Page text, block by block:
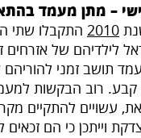
– מתן מעמד
2010 התקבלו שתי
לילדיהם של
תושב זמני להוריהם
רוב הבקשות
עשויים להתקיים
וייתכן כי הם